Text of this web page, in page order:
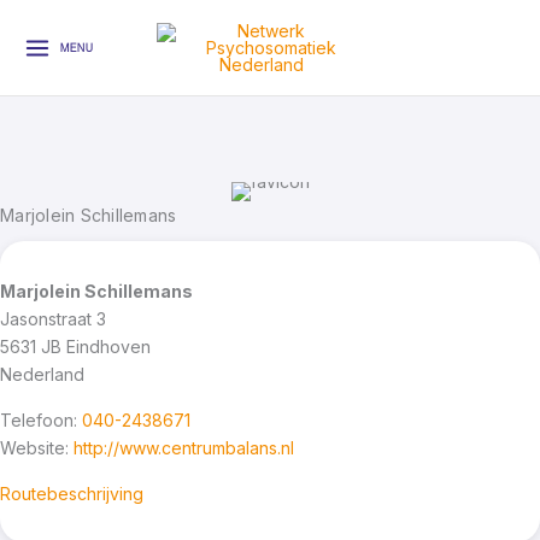
naar
inhoud
MENU
Marjolein Schillemans
Marjolein Schillemans
Jasonstraat 3
5631 JB Eindhoven
Nederland
Telefoon: 040-2438671
Website: http://www.centrumbalans.nl
Routebeschrijving